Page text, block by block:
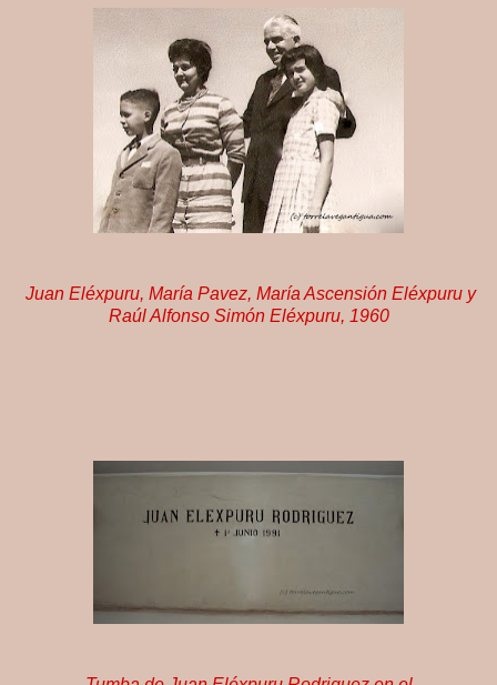
Juan Eléxpuru, María Pavez, María Ascensión Eléxpuru y
Raúl Alfonso Simón Eléxpuru, 1960